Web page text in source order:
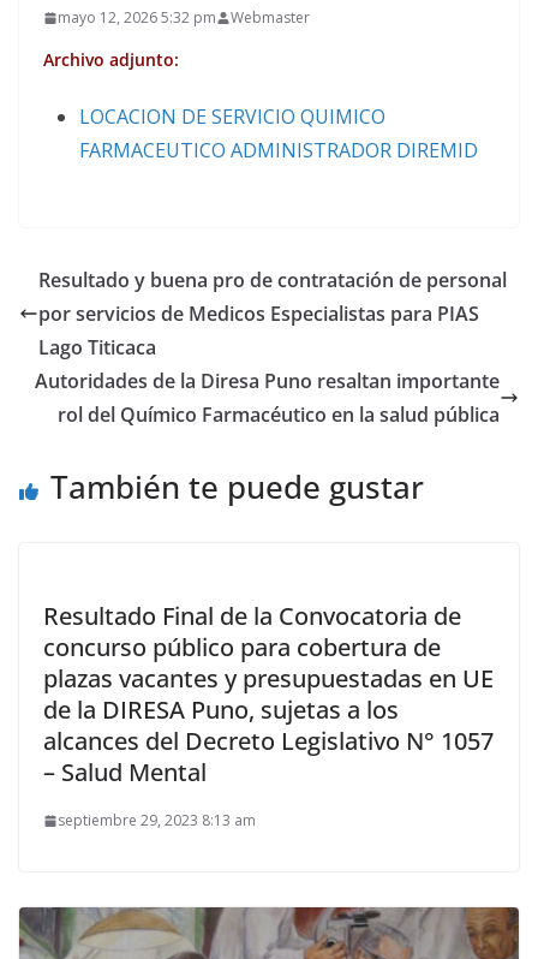
mayo 12, 2026 5:32 pm Webmaster
Archivo adjunto:
LOCACION DE SERVICIO QUIMICO
FARMACEUTICO ADMINISTRADOR DIREMID
Resultado y buena pro de contratación de personal
por servicios de Medicos Especialistas para PIAS
Lago Titicaca
Autoridades de la Diresa Puno resaltan importante
rol del Químico Farmacéutico en la salud pública
También te puede gustar
Resultado Final de la Convocatoria de
concurso público para cobertura de
plazas vacantes y presupuestadas en UE
de la DIRESA Puno, sujetas a los
alcances del Decreto Legislativo N° 1057
– Salud Mental
septiembre 29, 2023 8:13 am